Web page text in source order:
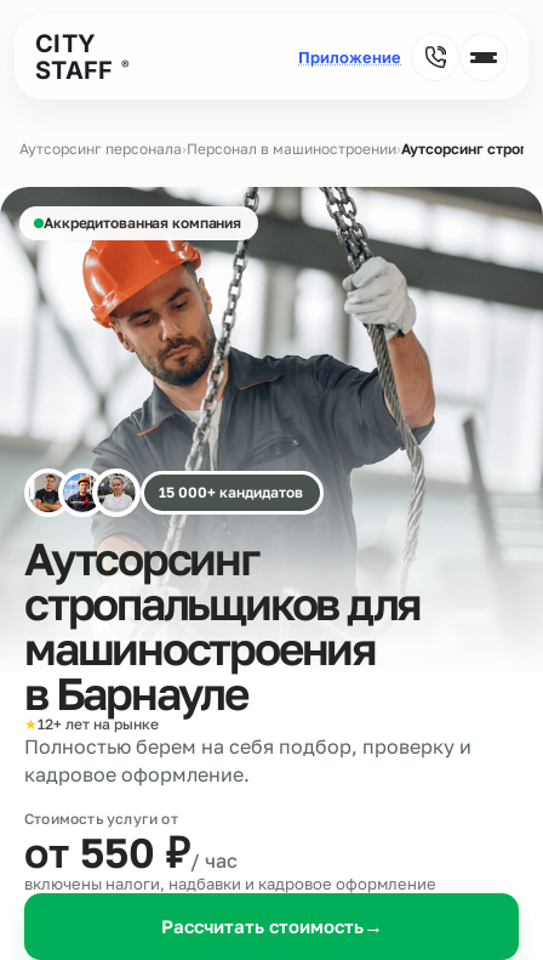
CITY
STAFF
®
Аутсорсинг персонала›Персонал в машиностроении›Аутсорсинг
Аккредитованная компания
15 000+ кандидатов
Аутсорсинг
стропальщиков для
машиностроения
в Барнауле
★12+ лет на рынке
Полностью берем на себя подбор, проверку и
кадровое оформление.
Стоимость услуги от
от 550 ₽/ час
включены налоги, надбавки и кадровое оформление
Рассчитать стоимость→